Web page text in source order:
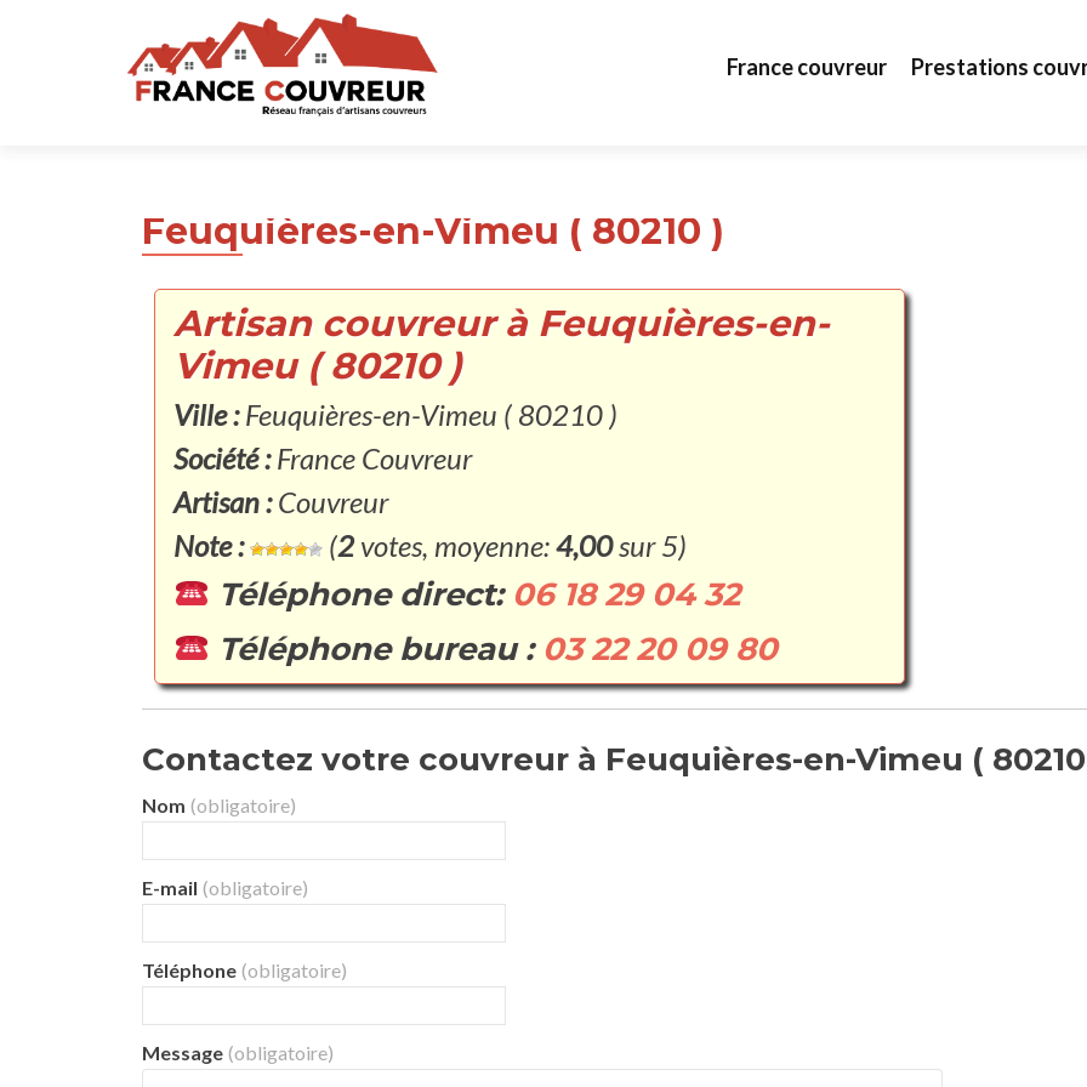
France couvreur Prestations
Feuquières-en-Vimeu ( 80210 )
Artisan couvreur à Feuquières-en-
Vimeu ( 80210 )
Ville :Feuquières-en-Vimeu ( 80210 )
Société :France Couvreur
Artisan :Couvreur
Note :
(2votes, moyenne:4,00sur 5)
Téléphone direct: 06 18 29 04 32
Téléphone bureau : 03 22 20 09 80
Contactez votre couvreur à Feuquières-en-Vimeu (
Nom (obligatoire)
E-mail (obligatoire)
Téléphone (obligatoire)
Message (obligatoire)